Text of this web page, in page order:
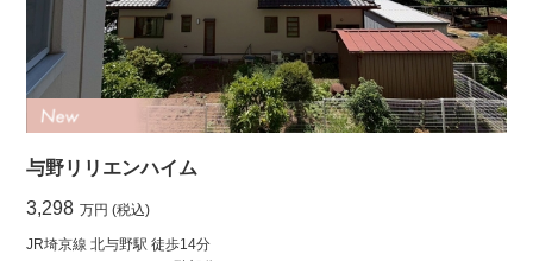
与野リリエンハイム
3,298 万円 (税込)
JR埼京線 北与野駅 徒歩14分